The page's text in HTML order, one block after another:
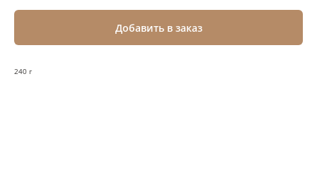
Добавить в заказ
240 г